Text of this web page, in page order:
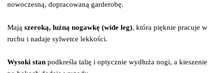
nowoczesną, dopracowaną garderobę.
Mają szeroką, luźną nogawkę (wide leg), która pięknie pracuje w
ruchu i nadaje sylwetce lekkości.
Wysoki stan podkreśla talię i optycznie wydłuża nogi, a kieszenie